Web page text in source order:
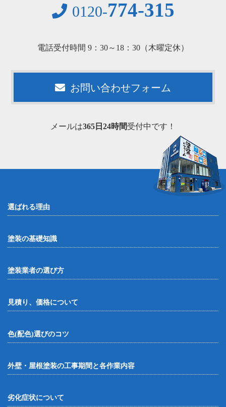
0120-774-315
電話受付時間 9：30～18：30（木曜定休）
お問い合わせフォーム
メールは365日24時間受付中です！
選ばれる理由
塗装の基礎知識
塗装業者の選び方
見積り、価格について
色(配色)選びのコツ
外壁・屋根塗装の工事期間と各作業内容
劣化症状について